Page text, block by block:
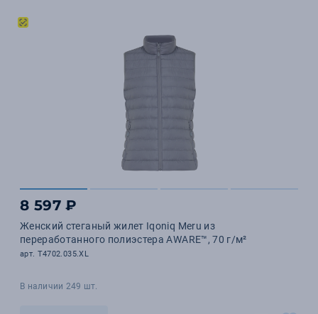
8 597 ₽
Женский стеганый жилет Iqoniq Meru из
переработанного полиэстера AWARE™, 70 г/м²
арт. T4702.035.XL
В наличии 249 шт.